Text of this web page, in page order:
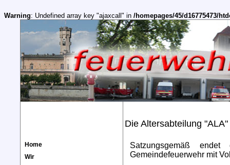
Warning: Undefined array key "ajaxcall" in /homepages/45/d16775473/
Home
Wir
Die Altersabteilung "ALA"
Satzungsgemäß
Gemeindefeuerwehr mit